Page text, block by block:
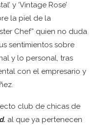
y ‘Vintage Rose’
la piel de la
Chef” quien no duda
sentimientos sobre
y lo personal, tras
con el empresario y
club de chicas de
al que ya pertenecen